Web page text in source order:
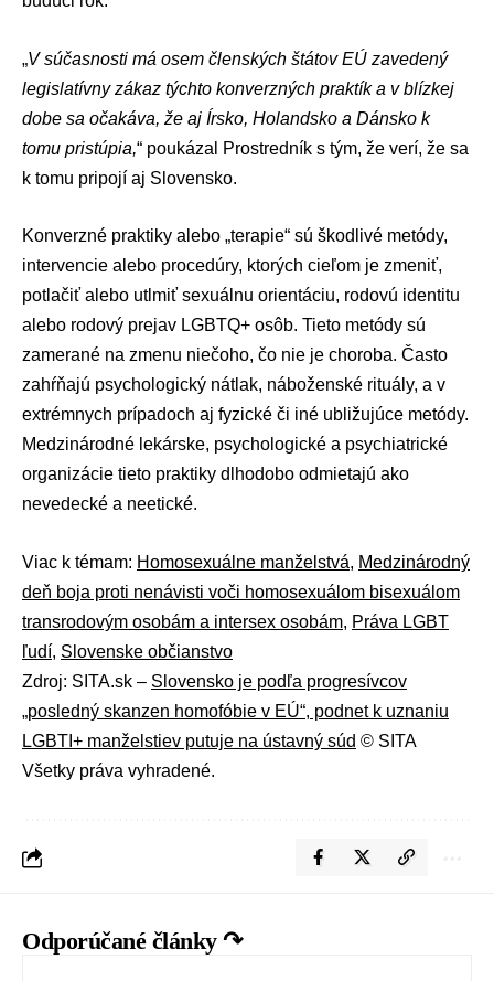
„V súčasnosti má osem členských štátov EÚ zavedený
legislatívny zákaz týchto konverzných praktík a v blízkej
dobe sa očakáva, že aj Írsko, Holandsko a Dánsko k
tomu pristúpia,“ poukázal Prostredník s tým, že verí, že sa
k tomu pripojí aj Slovensko.
Konverzné praktiky alebo „terapie“ sú škodlivé metódy,
intervencie alebo procedúry, ktorých cieľom je zmeniť,
potlačiť alebo utlmiť sexuálnu orientáciu, rodovú identitu
alebo rodový prejav LGBTQ+ osôb. Tieto metódy sú
zamerané na zmenu niečoho, čo nie je choroba. Často
zahŕňajú psychologický nátlak, náboženské rituály, a v
extrémnych prípadoch aj fyzické či iné ubližujúce metódy.
Medzinárodné lekárske, psychologické a psychiatrické
organizácie tieto praktiky dlhodobo odmietajú ako
nevedecké a neetické.
Viac k témam: Homosexuálne manželstvá, Medzinárodný
deň boja proti nenávisti voči homosexuálom bisexuálom
transrodovým osobám a intersex osobám, Práva LGBT
ľudí, Slovenske občianstvo
Zdroj: SITA.sk – Slovensko je podľa progresívcov
„posledný skanzen homofóbie v EÚ“, podnet k uznaniu
LGBTI+ manželstiev putuje na ústavný súd © SITA
Všetky práva vyhradené.
Odporúčané články ↷